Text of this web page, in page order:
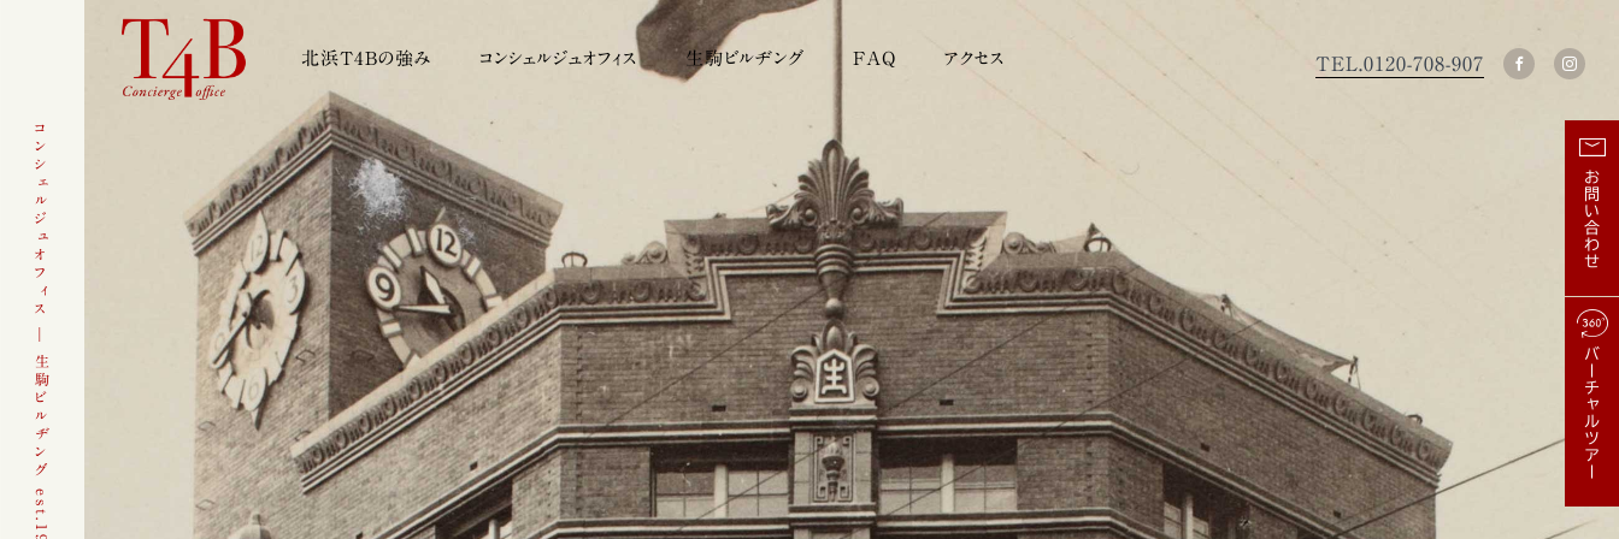
北浜T4Bの強み コンシェルジュオフィス 生駒ビルヂング FAQ アクセス TEL. 0120-708-907
お問い合わせ
バーチャルツアー